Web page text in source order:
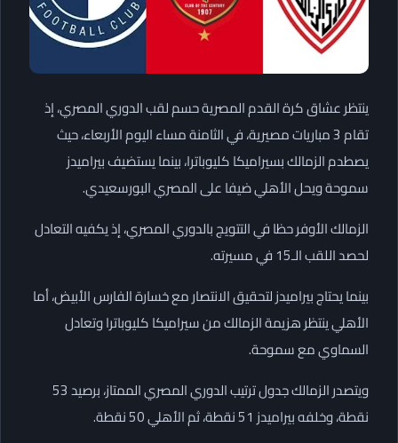
ينتظر عشاق كرة القدم المصرية حسم لقب الدوري المصري، إذ
تقام 3 مباريات مصيرية، في الثامنة مساء اليوم الأربعاء، حيث
يصطدم الزمالك بسيراميكا كليوباترا، بينما يستضيف بيراميدز
سموحة ويحل الأهلي ضيفا على المصري البورسعيدي.
الزمالك الأوفر حظا في التتويج بالدوري المصري، إذ يكفيه التعادل
لحصد اللقب الـ15 في مسيرته.
بينما يحتاج بيراميدز لتحقيق الانتصار مع خسارة الفارس الأبيض، أما
الأهلي ينتظر هزيمة الزمالك من سيراميكا كليوباترا وتعادل
السماوي مع سموحة.
ويتصدر الزمالك جدول ترتيب الدوري المصري الممتاز، برصيد 53
نقطة، وخلفه بيراميدز 51 نقطة، ثم الأهلي 50 نقطة.